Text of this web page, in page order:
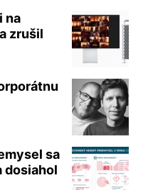
na
zrušil
sa
dosiahol